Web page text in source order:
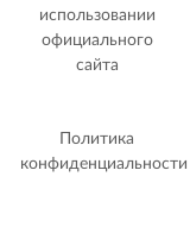
использовании
официального
сайта
Политика
конфиденциальности